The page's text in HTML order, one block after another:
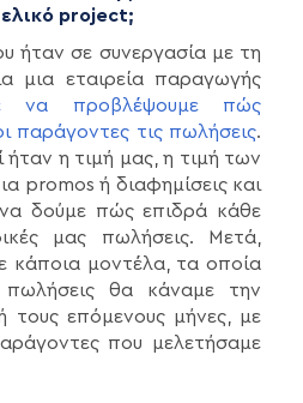
project;
ήταν σε συνεργασία με τη
μια εταιρεία παραγωγής
να προβλέψουμε πώς
παράγοντες τις πωλήσεις.
η τιμή μας, η τιμή των
promos ή διαφημίσεις και
να δούμε πώς επιδρά κάθε
μας πωλήσεις. Μετά,
κάποια μοντέλα, τα οποία
θα κάναμε την
τους επόμενους μήνες, με
που μελετήσαμε